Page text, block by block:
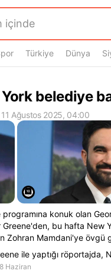
Türkiye Dünya
belediye
Ağustos 2025, 04:00
konuk olan
bu hafta New
Zohran Mamdani'ye övgü
ile yaptığı röportajda,
Haziran